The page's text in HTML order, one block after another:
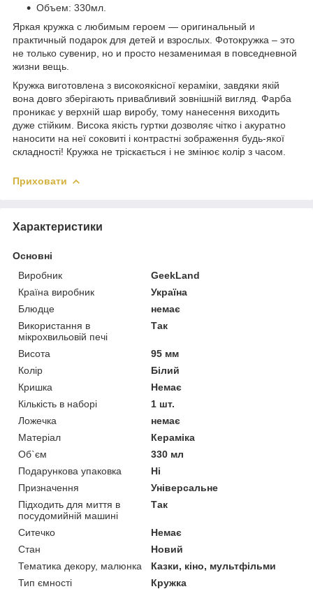
Объем: 330мл.
Яркая кружка с любимым героем ― оригинальный и
практичный подарок для детей и взрослых. Фотокружка – это
не только сувенир, но и просто незаменимая в повседневной
жизни вещь.
Кружка виготовлена з високоякісної кераміки, завдяки якій
вона довго зберігають привабливий зовнішній вигляд. Фарба
проникає у верхній шар виробу, тому нанесення виходить
дуже стійким. Висока якість гуртки дозволяє чітко і акуратно
наносити на неї соковиті і контрастні зображення будь-якої
складності! Кружка не тріскається і не змінює колір з часом.
Приховати
Характеристики
Основні
Виробник
GeekLand
Країна виробник
Україна
Блюдце
немає
Використання в
мікрохвильовій печі
Так
Висота
95 мм
Колір
Білий
Кришка
Немає
Кількість в наборі
1 шт.
Ложечка
немає
Матеріал
Кераміка
Об`єм
330 мл
Подарункова упаковка
Ні
Призначення
Універсальне
Підходить для миття в
посудомийній машині
Так
Ситечко
Немає
Стан
Новий
Тематика декору, малюнка
Казки, кіно, мультфільми
Тип ємності
Кружка